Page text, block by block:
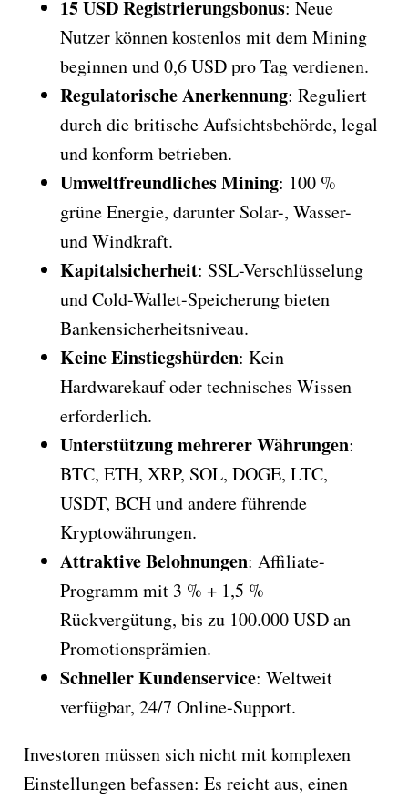
15 USD Registrierungsbonus: Neue
Nutzer können kostenlos mit dem Mining
beginnen und 0,6 USD pro Tag verdienen.
Regulatorische Anerkennung: Reguliert
durch die britische Aufsichtsbehörde, legal
und konform betrieben.
Umweltfreundliches Mining: 100 %
grüne Energie, darunter Solar-, Wasser-
und Windkraft.
Kapitalsicherheit: SSL-Verschlüsselung
und Cold-Wallet-Speicherung bieten
Bankensicherheitsniveau.
Keine Einstiegshürden: Kein
Hardwarekauf oder technisches Wissen
erforderlich.
Unterstützung mehrerer Währungen:
BTC, ETH, XRP, SOL, DOGE, LTC,
USDT, BCH und andere führende
Kryptowährungen.
Attraktive Belohnungen: Affiliate-
Programm mit 3 % + 1,5 %
Rückvergütung, bis zu 100.000 USD an
Promotionsprämien.
Schneller Kundenservice: Weltweit
verfügbar, 24/7 Online-Support.
Investoren müssen sich nicht mit komplexen
Einstellungen befassen: Es reicht aus, einen